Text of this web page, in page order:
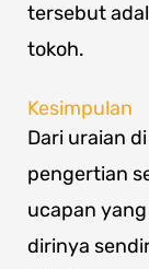
tersebut
tokoh.
Kesimpulan
Dari uraian
pengertian
ucapan
dirinya